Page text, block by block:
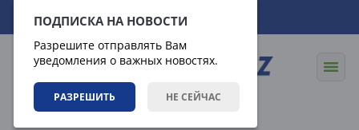
ПОДПИСКА НА НОВОСТИ
Разрешите отправлять Вам
уведомления о важных новостях.
РАЗРЕШИТЬ НЕ СЕЙЧАС
07.08.2026 03:21:36